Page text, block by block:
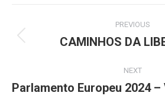
PREVIOUS
CAMINHOS DA
NEXT
Parlamento Europeu 2024